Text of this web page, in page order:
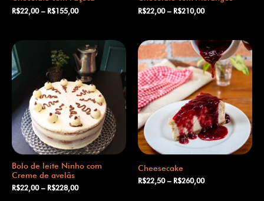
R$22,00– R$155,00 R$22,00– R$210,00
Bolo de leite Ninho com
Creme de avelãs
R$22,00– R$228,00
Cheesecake
R$22,50– R$260,00